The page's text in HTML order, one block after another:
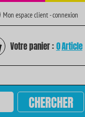
Mon espace client - connexion
Votre panier : 0Article
CHERCHER